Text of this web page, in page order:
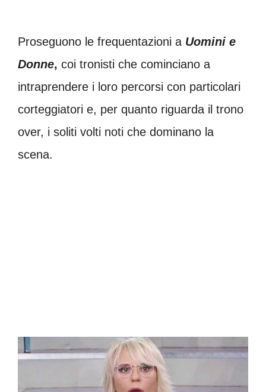
Proseguono le frequentazioni a Uomini e
Donne, coi tronisti che cominciano a
intraprendere i loro percorsi con particolari
corteggiatori e, per quanto riguarda il trono
over, i soliti volti noti che dominano la
scena.